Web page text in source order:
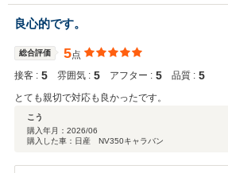
後更なるカスタムのご相談もお気軽に！！
良心的です。
総合評価 5点
接客 : 5 雰囲気 : 5 アフター : 5 品質 : 5
とても親切で対応も良かったです。
こう
購入年月： 2026/06
購入した車：日産 NV350キャラバン